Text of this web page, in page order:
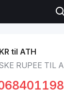
til ATH
RUPEE TIL